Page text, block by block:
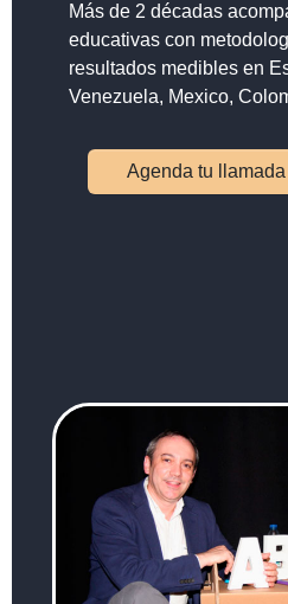
Más de 2 décadas
educativas con
resultados medibles en
Venezuela, Mexico,
Agenda tu llamada